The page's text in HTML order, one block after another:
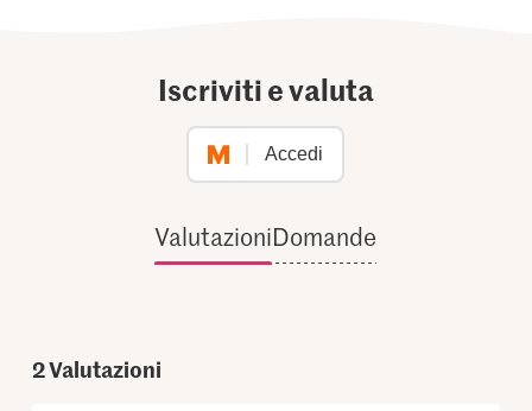
Iscriviti e valuta
Accedi
ValutazioniDomande
2Valutazioni